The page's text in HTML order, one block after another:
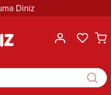
Diniz